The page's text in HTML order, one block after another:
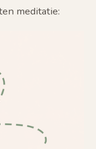
meditatie: